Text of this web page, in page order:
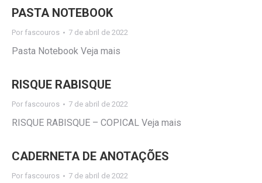
PASTA NOTEBOOK
Por fascouros 7 de abril de 2022
Pasta Notebook Veja mais
RISQUE RABISQUE
Por fascouros 7 de abril de 2022
RISQUE RABISQUE – COPICAL Veja mais
CADERNETA DE ANOTAÇÕES
Por fascouros 7 de abril de 2022